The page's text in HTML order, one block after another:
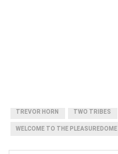
TREVOR HORN TWO TRIBES
WELCOME TO THE PLEASUREDOME